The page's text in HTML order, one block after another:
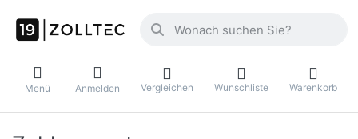
Geben Sie einen Suchbegriff ein.
Menü Anmelden Vergleichen Wunschliste Warenkorb